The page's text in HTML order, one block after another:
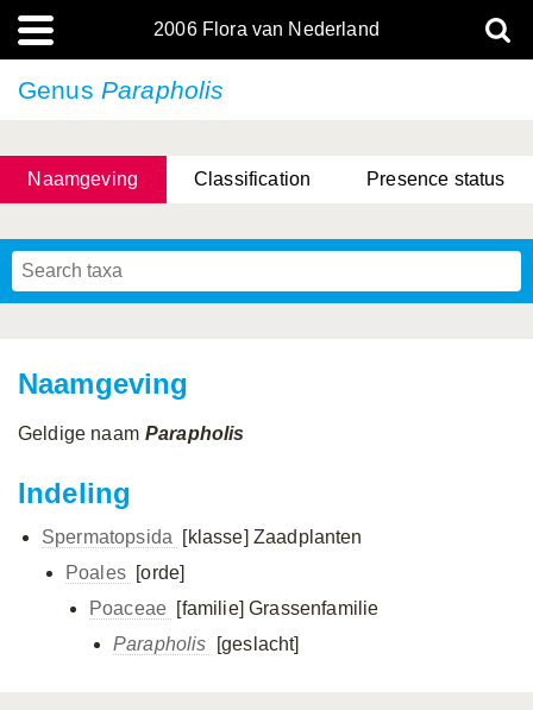
2006 Flora van Nederland
Genus Parapholis
Naamgeving Classification Presence status
Naamgeving
Geldige naam Parapholis
Indeling
Spermatopsida [klasse] Zaadplanten
Poales [orde]
Poaceae [familie] Grassenfamilie
Parapholis
[geslacht]